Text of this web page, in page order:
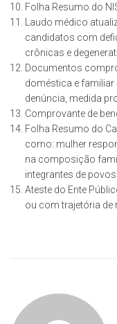
Folha Resumo do
Laudo médico
candidatos com
crônicas e
Documentos
doméstica e
denúncia, medida
Comprovante de
Folha Resumo do
como: mulher
na composição
integrantes de
Ateste do Ente
ou com trajetória de